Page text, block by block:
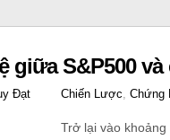
giữa S&P500
Đạt Chiến Lược, Chứng
Trở lại vào